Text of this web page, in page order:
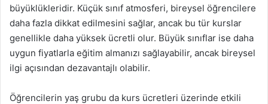
büyüklükleridir. Küçük sınıf atmosferi, bireysel öğrencilere
daha fazla dikkat edilmesini sağlar, ancak bu tür kurslar
genellikle daha yüksek ücretli olur. Büyük sınıflar ise daha
uygun fiyatlarla eğitim almanızı sağlayabilir, ancak bireysel
ilgi açısından dezavantajlı olabilir.
Öğrencilerin yaş grubu da kurs ücretleri üzerinde etkili